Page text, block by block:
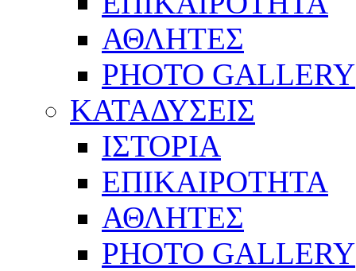
ΑΘΛΗΤΕΣ
PHOTO GALLERY
ΚΑΤΑΔΥΣΕΙΣ
ΙΣΤΟΡΙΑ
ΕΠΙΚΑΙΡΟΤΗΤΑ
ΑΘΛΗΤΕΣ
PHOTO GALLERY